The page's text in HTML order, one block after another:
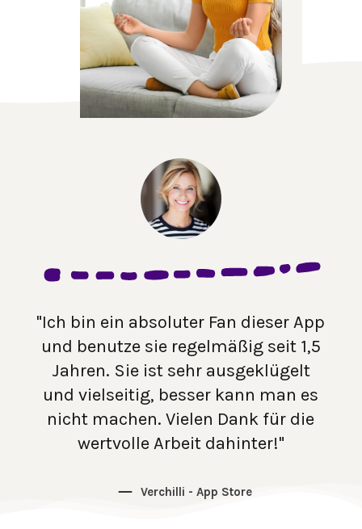
"Ich bin ein absoluter Fan dieser App
und benutze sie regelmäßig seit 1,5
Jahren. Sie ist sehr ausgeklügelt
und vielseitig, besser kann man es
nicht machen. Vielen Dank für die
wertvolle Arbeit dahinter!"
Verchilli - App Store